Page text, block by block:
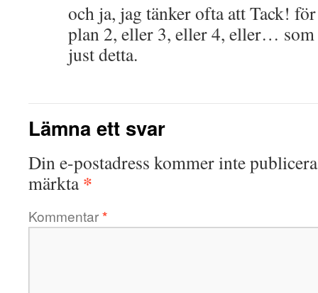
och ja, jag tänker ofta att Tack!
plan 2, eller 3, eller 4, eller…
just detta.
Lämna ett svar
Din e-postadress kommer inte
märkta*
Kommentar*